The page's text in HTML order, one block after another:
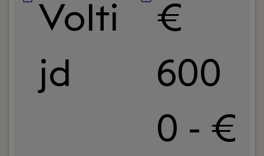
Volti
jd
€
600
0 - €